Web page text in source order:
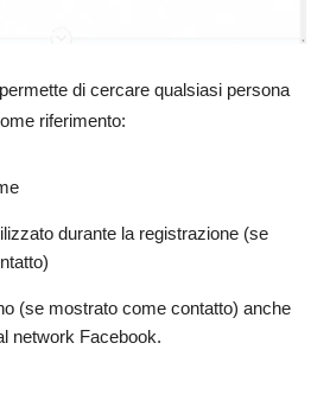
di cercare qualsiasi persona
riferimento:
durante la registrazione (se
(se mostrato come contatto) anche
network Facebook.